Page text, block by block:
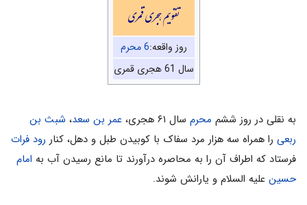
تقویم هجری قمری
روز واقعه:6 محرم
سال 61 هجری قمری
به نقلى در روز ششم محرم سال ۶۱ هجری، عمر بن سعد، شبث بن
ربعى را همراه سه هزار مرد سفاک با کوبیدن طبل و دهل، کنار رود فرات
فرستاد که اطراف آن را به محاصره درآورند تا مانع رسیدن آب به امام
حسین علیه السلام و یارانش شوند.